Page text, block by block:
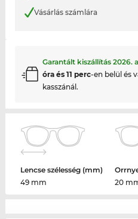
Vásárlás számlára
Garantált kiszállítás 2026.
óra és 11 perc-en belül és
kasszánál.
Lencse szélesség (mm)
49 mm
20